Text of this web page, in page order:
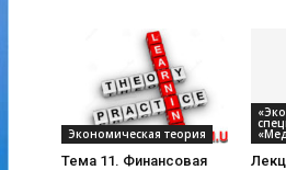
Экономическая теория
Тема 11. Финансовая